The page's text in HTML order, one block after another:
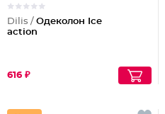
Dilis / Одеколон Ice
action
616 ₽